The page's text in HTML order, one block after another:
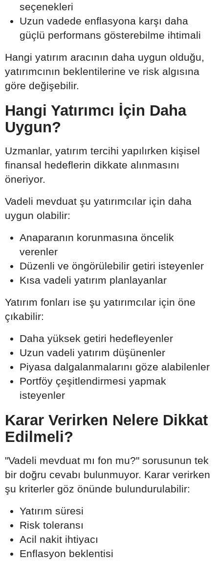
seçenekleri
Uzun vadede enflasyona karşı daha
güçlü performans gösterebilme ihtimali
Hangi yatırım aracının daha uygun olduğu,
yatırımcının beklentilerine ve risk algısına
göre değişebilir.
Hangi Yatırımcı İçin Daha
Uygun?
Uzmanlar, yatırım tercihi yapılırken kişisel
finansal hedeflerin dikkate alınmasını
öneriyor.
Vadeli mevduat şu yatırımcılar için daha
uygun olabilir:
Anaparanın korunmasına öncelik
verenler
Düzenli ve öngörülebilir getiri isteyenler
Kısa vadeli yatırım planlayanlar
Yatırım fonları ise şu yatırımcılar için öne
çıkabilir:
Daha yüksek getiri hedefleyenler
Uzun vadeli yatırım düşünenler
Piyasa dalgalanmalarını göze alabilenler
Portföy çeşitlendirmesi yapmak
isteyenler
Karar Verirken Nelere Dikkat
Edilmeli?
"Vadeli mevduat mı fon mu?" sorusunun tek
bir doğru cevabı bulunmuyor. Karar verirken
şu kriterler göz önünde bulundurulabilir:
Yatırım süresi
Risk toleransı
Acil nakit ihtiyacı
Enflasyon beklentisi